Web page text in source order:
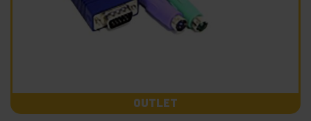
OUTLET